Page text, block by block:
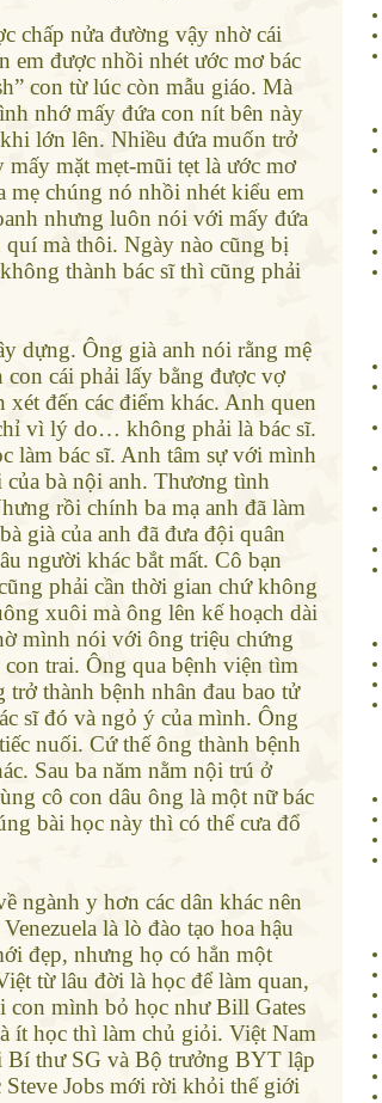
chấp nửa đường vậy nhờ cái
em được nhồi nhét ước mơ bác
con từ lúc còn mẫu giáo. Mà
nhớ mấy đứa con nít bên này
lớn lên. Nhiều đứa muốn trở
mặt mẹt-mũi tẹt là ước mơ
mẹ chúng nó nhồi nhét kiểu em
nhưng luôn nói với mấy đứa
quí mà thôi. Ngày nào cũng bị
thành bác sĩ thì cũng phải
dựng. Ông già anh nói rằng mệ
cái phải lấy bằng được vợ
đến các điểm khác. Anh quen
vì lý do… không phải là bác sĩ.
làm bác sĩ. Anh tâm sự với mình
bà nội anh. Thương tình
rồi chính ba mạ anh đã làm
già của anh đã đưa đội quân
người khác bắt mất. Cô bạn
phải cần thời gian chứ không
xuôi mà ông lên kế hoạch dài
mình nói với ông triệu chứng
trai. Ông qua bệnh viện tìm
thành bệnh nhân đau bao tử
sĩ đó và ngỏ ý của mình. Ông
nuối. Cứ thế ông thành bệnh
Sau ba năm nằm nội trú ở
cô con dâu ông là một nữ bác
bài học này thì có thể cưa đổ
ngành y hơn các dân khác nên
là lò đào tạo hoa hậu
đẹp, nhưng họ có hẳn một
từ lâu đời là học để làm quan,
con mình bỏ học như Bill Gates
ít học thì làm chủ giỏi. Việt Nam
Bí thư SG và Bộ trưởng BYT lập
Jobs mới rời khỏi thế giới